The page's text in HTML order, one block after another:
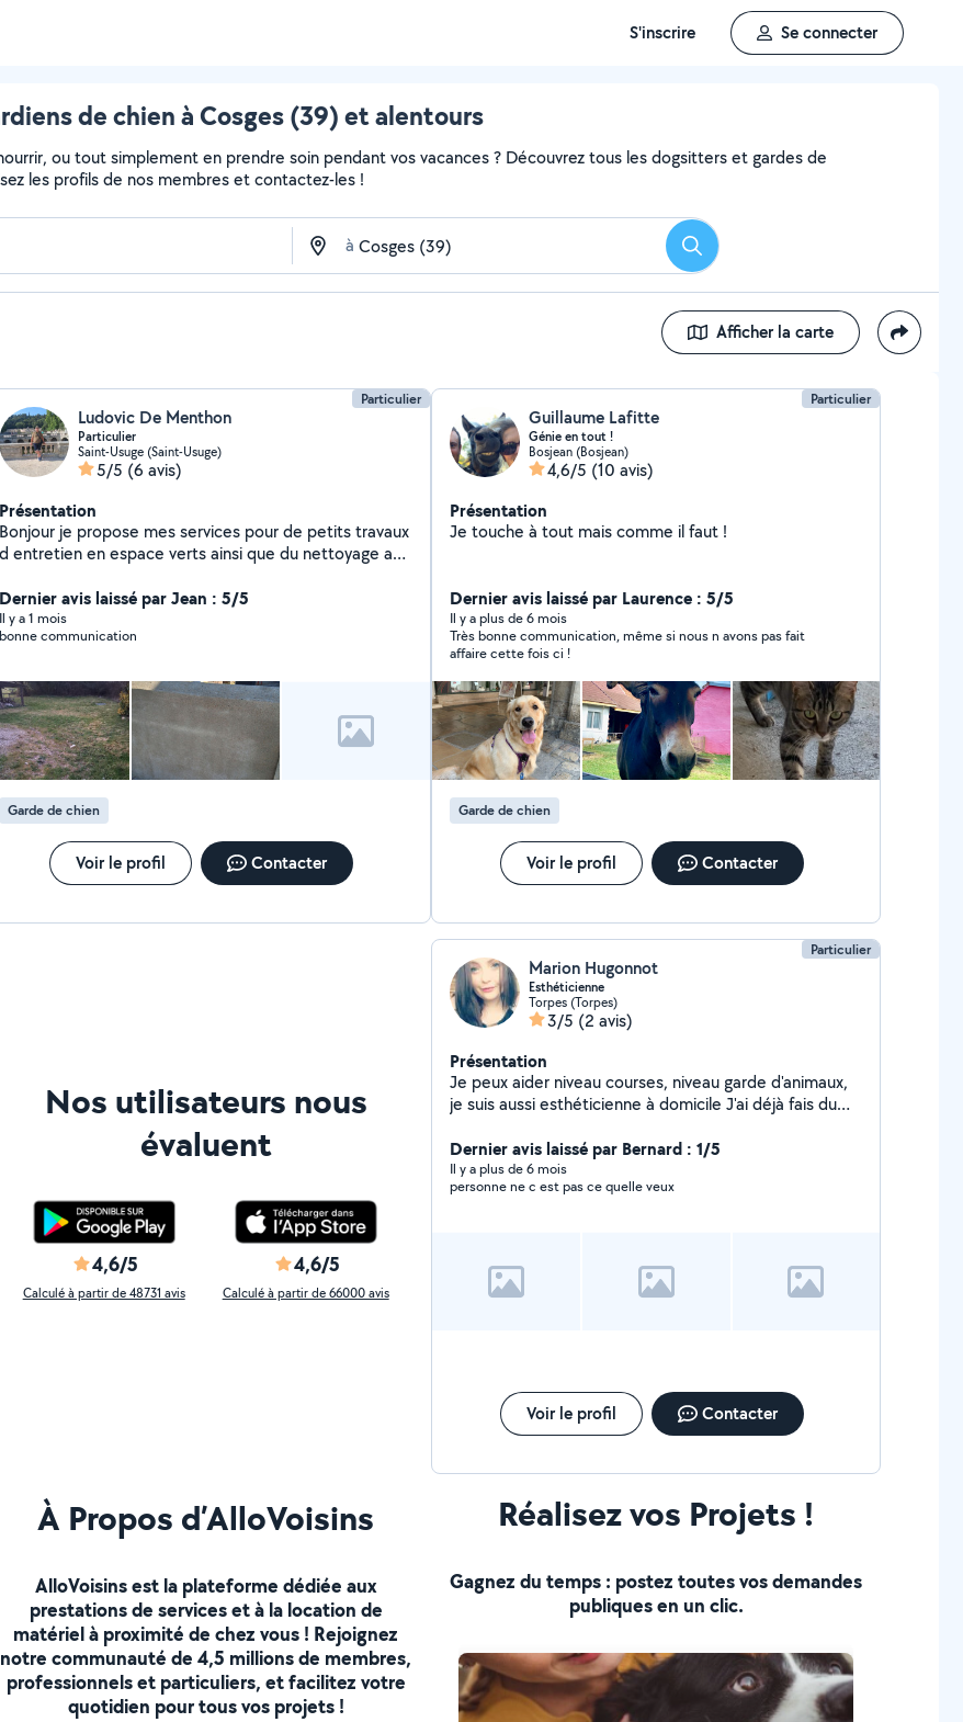
S'inscrire Se connecter
de chien à Cosges (39) et alentours
ou tout simplement en prendre soin pendant vos vacances ? Découvrez tous les dogsitters et gardes de
les profils de nos membres et contactez-les !
à Rechercher
Afficher la carte
Particulier
Ludovic De Menthon
Particulier
Saint-Usuge (Saint-Usuge)
5/5 (6 avis)
Présentation
Bonjour je propose mes services pour de petits travaux
d entretien en espace verts ainsi que du nettoyage a
animaux à mon domicile ou le votre
Dernier avis laissé par Jean : 5/5
Il y a 1 mois
bonne communication
Garde de chien
Voir le profil Contacter
Particulier
Guillaume Lafitte
Génie en tout !
Bosjean (Bosjean)
4,6/5 (10 avis)
Présentation
Je touche à tout mais comme il faut !
Dernier avis laissé par Laurence : 5/5
Il y a plus de 6 mois
Très bonne communication, même si nous n avons pas fait
affaire cette fois ci !
Garde de chien
Voir le profil Contacter
Nos utilisateurs nous
évaluent
4,6/5
Calculé à partir de 48731 avis
4,6/5
Calculé à partir de 66000 avis
Particulier
Marion Hugonnot
Esthéticienne
Torpes (Torpes)
3/5 (2 avis)
Présentation
Je peux aider niveau courses, niveau garde d'animaux,
je suis aussi esthéticienne à domicile J'ai déjà fais du
monter des meubles, vous aidez en informatique etc
n'hésitez pas
Dernier avis laissé par Bernard : 1/5
Il y a plus de 6 mois
personne ne c est pas ce quelle veux
Voir le profil Contacter
À Propos d’AlloVoisins
AlloVoisins est la plateforme dédiée aux
prestations de services et à la location de
matériel à proximité de chez vous ! Rejoignez
notre communauté de 4,5 millions de membres,
professionnels et particuliers, et facilitez votre
quotidien pour tous vos projets !
Réalisez vos Projets !
Gagnez du temps : postez toutes vos demandes
publiques en un clic.